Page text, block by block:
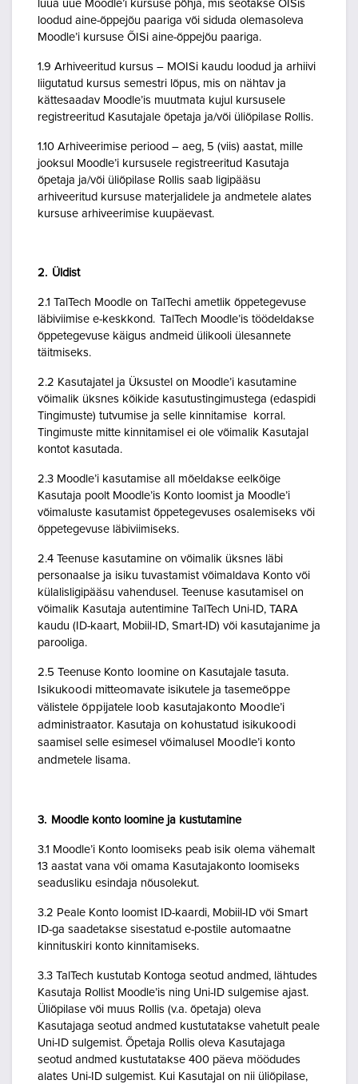
luua uue Moodle’i kursuse põhja, mis seotakse ÕISis
loodud aine-õppejõu paariga või siduda olemasoleva
Moodle’i kursuse ÕISi aine-õppejõu paariga.
1.9 Arhiveeritud kursus – MOISi kaudu loodud ja arhiivi
liigutatud kursus semestri lõpus, mis on nähtav ja
kättesaadav Moodle’is muutmata kujul kursusele
registreeritud Kasutajale õpetaja ja/või üliõpilase Rollis.
1.10 Arhiveerimise periood – aeg, 5 (viis) aastat, mille
jooksul Moodle’i kursusele registreeritud Kasutaja
õpetaja ja/või üliõpilase Rollis saab ligipääsu
arhiveeritud kursuse materjalidele ja andmetele alates
kursuse arhiveerimise kuupäevast.
2. Üldist
2.1 TalTech Moodle on TalTechi ametlik õppetegevuse
läbiviimise e-keskkond. TalTech Moodle’is töödeldakse
õppetegevuse käigus andmeid ülikooli ülesannete
täitmiseks.
2.2 Kasutajatel ja Üksustel on Moodle’i kasutamine
võimalik üksnes kõikide kasutustingimustega (edaspidi
Tingimuste) tutvumise ja selle kinnitamise korral.
Tingimuste mitte kinnitamisel ei ole võimalik Kasutajal
kontot kasutada.
2.3 Moodle’i kasutamise all mõeldakse eelkõige
Kasutaja poolt Moodle’is Konto loomist ja Moodle’i
võimaluste kasutamist õppetegevuses osalemiseks või
õppetegevuse läbiviimiseks.
2.4 Teenuse kasutamine on võimalik üksnes läbi
personaalse ja isiku tuvastamist võimaldava Konto või
külalisligipääsu vahendusel. Teenuse kasutamisel on
võimalik Kasutaja autentimine TalTech Uni-ID, TARA
kaudu (ID-kaart, Mobiil-ID, Smart-ID) või kasutajanime ja
parooliga.
2.5 Teenuse Konto loomine on Kasutajale tasuta.
Isikukoodi mitteomavate isikutele ja tasemeõppe
välistele õppijatele loob kasutajakonto Moodle’i
administraator. Kasutaja on kohustatud isikukoodi
saamisel selle esimesel võimalusel Moodle’i konto
andmetele lisama.
3. Moodle konto loomine ja kustutamine
3.1 Moodle’i Konto loomiseks peab isik olema vähemalt
13 aastat vana või omama Kasutajakonto loomiseks
seadusliku esindaja nõusolekut.
3.2 Peale Konto loomist ID-kaardi, Mobiil-ID või Smart
ID-ga saadetakse sisestatud e-postile automaatne
kinnituskiri konto kinnitamiseks.
3.3 TalTech kustutab Kontoga seotud andmed, lähtudes
Kasutaja Rollist Moodle’is ning Uni-ID sulgemise ajast.
Üliõpilase või muus Rollis (v.a. õpetaja) oleva
Kasutajaga seotud andmed kustutatakse vahetult peale
Uni-ID sulgemist. Õpetaja Rollis oleva Kasutajaga
seotud andmed kustutatakse 400 päeva möödudes
alates Uni-ID sulgemist. Kui Kasutajal on nii üliõpilase,